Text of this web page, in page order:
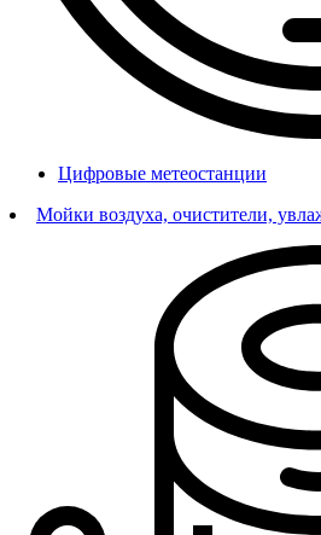
Цифровые метеостанции
Мойки воздуха, очистители,